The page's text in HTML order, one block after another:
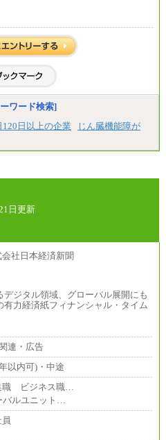
ワード検索]
120日以上の企業
じん臓機能障が
日更新
ジタル領域、グローバル展開にも
力経済紙フィナンシャル・タイム
連・広告
以内可)・中途
職 ビジネス職…
ルユニット…